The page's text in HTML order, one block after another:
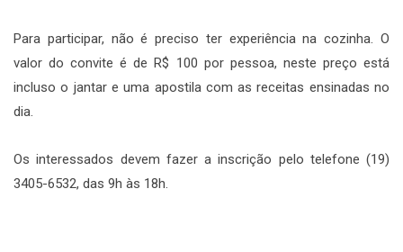
Para participar, não é preciso ter experiência na cozinha. O
valor do convite é de R$ 100 por pessoa, neste preço está
incluso o jantar e uma apostila com as receitas ensinadas no
dia.
Os interessados devem fazer a inscrição pelo telefone (19)
3405-6532, das 9h às 18h.